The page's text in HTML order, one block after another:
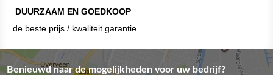
DUURZAAM EN GOEDKOOP
de beste prijs / kwaliteit garantie
Benieuwd naar de mogelijkheden voor uw bedrijf?